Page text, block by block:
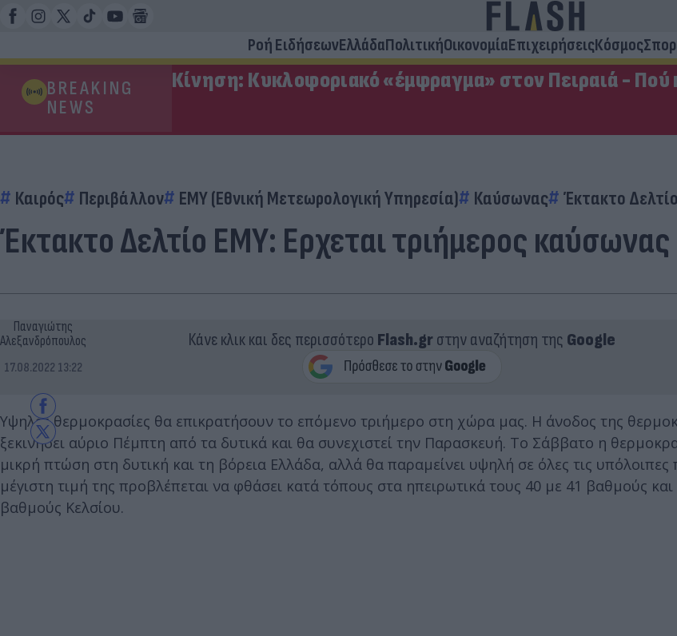
Ροή ΕιδήσεωνΕλλάδαΠολιτικήΟικονομίαΕπιχειρήσειςΚόσμοςΣπορ
BREAKING
NEWS
Κίνηση: Κυκλοφοριακό «έμφραγμα» στον Πειραιά -
Καιρός Περιβάλλον ΕΜΥ (Εθνική Μετεωρολογική Υπηρεσία) Καύσωνας Έκτακτο
Έκτακτο Δελτίο ΕΜΥ: Ερχεται τριήμερος καύσωνας
Παναγιώτης
Αλεξανδρόπουλος
17.08.2022 13:22
Κάνε κλικ και δες περισσότερο Flash.grστην αναζήτηση της Google
Υψηλές θερμοκρασίες θα επικρατήσουν το επόμενο τριήμερο στη χώρα μας. Η άνοδος της
ξεκινήσει αύριο Πέμπτη από τα δυτικά και θα συνεχιστεί την Παρασκευή. Το Σάββατο η
μικρή πτώση στη δυτική και τη βόρεια Ελλάδα, αλλά θα παραμείνει υψηλή σε όλες τις υπόλοιπες
μέγιστη τιμή της προβλέπεται να φθάσει κατά τόπους στα ηπειρωτικά τους 40 με 41 βαθμούς
βαθμούς Κελσίου.